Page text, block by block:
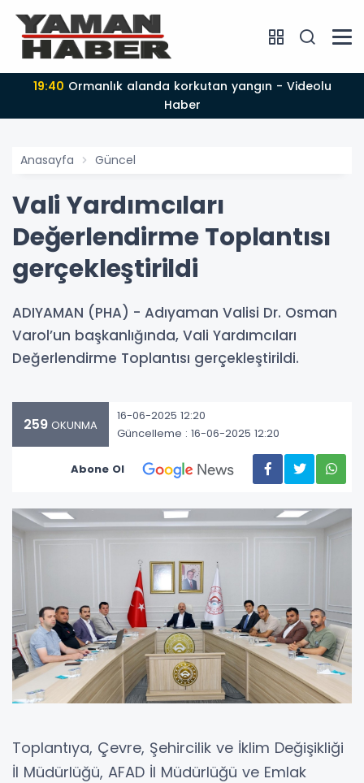
19:40
Haber
Anasayfa Güncel
Vali Yardımcıları
Değerlendirme Toplantısı
gerçekleştirildi
ADIYAMAN (PHA) - Adıyaman Valisi Dr. Osman
Varol’un başkanlığında, Vali Yardımcıları
Değerlendirme Toplantısı gerçekleştirildi.
259 OKUNMA
16-06-2025 12:20
Güncelleme : 16-06-2025 12:20
Abone Ol
Toplantıya, Çevre, Şehircilik ve İklim Değişikliği
İl Müdürlüğü, AFAD İl Müdürlüğü ve Emlak